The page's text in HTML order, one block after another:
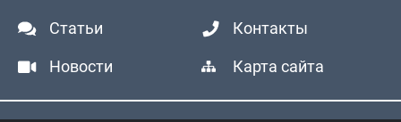
Статьи Контакты
Новости Карта сайта